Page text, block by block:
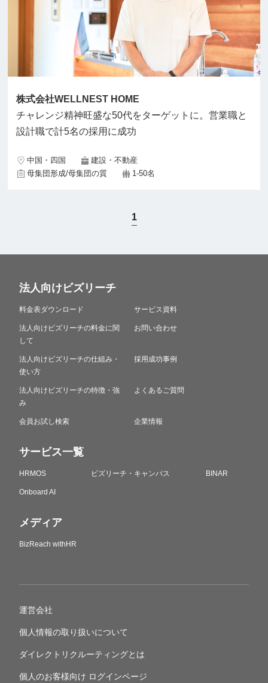
株式会社WELLNEST HOME
チャレンジ精神旺盛な50代をターゲットに。営業職と
設計職で計5名の採用に成功
中国・四国
建設・不動産
母集団形成/母集団の質
1-50名
1
法人向けビズリーチ
料金表ダウンロード
法人向けビズリーチの料金に関
して
法人向けビズリーチの仕組み・
使い方
法人向けビズリーチの特徴・強
み
会員お試し検索
サービス資料
お問い合わせ
採用成功事例
よくあるご質問
企業情報
サービス一覧
HRMOS ビズリーチ・キャンパス BINAR
Onboard AI
メディア
BizReach withHR
運営会社
個人情報の取り扱いについて
ダイレクトリクルーティングとは
個人のお客様向け ログインページ